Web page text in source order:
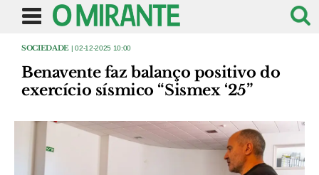
SOCIEDADE | 02-12-2025 10:00
Benavente faz balanço positivo do
exercício sísmico “Sismex ‘25”